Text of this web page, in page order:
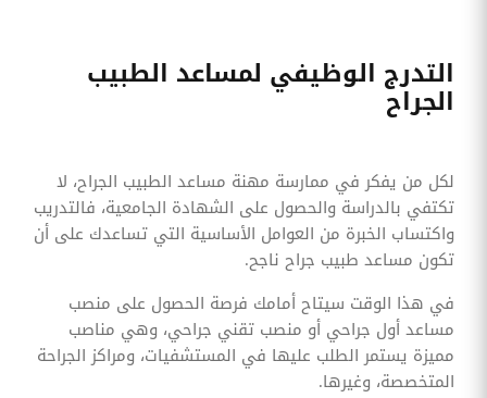
التدرج الوظيفي لمساعد الطبيب
الجراح
لكل من يفكر في ممارسة مهنة مساعد الطبيب الجراح، لا
تكتفي بالدراسة والحصول على الشهادة الجامعية، فالتدريب
واكتساب الخبرة من العوامل الأساسية التي تساعدك على أن
تكون مساعد طبيب جراح ناجح.
في هذا الوقت سيتاح أمامك فرصة الحصول على منصب
مساعد أول جراحي أو منصب تقني جراحي، وهي مناصب
مميزة يستمر الطلب عليها في المستشفيات، ومراكز الجراحة
المتخصصة، وغيرها.